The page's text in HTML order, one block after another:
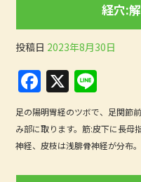
o
o
k
経穴:
投稿日 2023年8月30日
F
a
c
e
b
X
n
e
足の陽明胃経のツボで、足関節
み部に取ります。筋:皮下に長母
神経、皮枝は浅腓骨神経が分布